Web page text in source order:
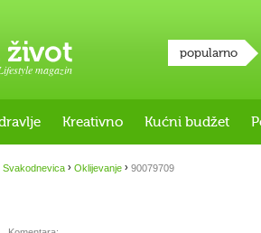
magazin
popularno
Kreativno Kućni budžet
Svakodnevica › Oklijevanje › 90079709